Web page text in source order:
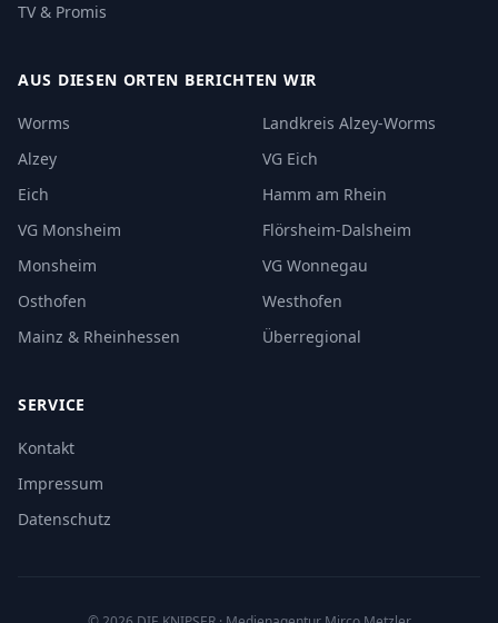
TV & Promis
AUS DIESEN ORTEN BERICHTEN WIR
Worms
Landkreis Alzey-Worms
Alzey
VG Eich
Eich
Hamm am Rhein
VG Monsheim
Flörsheim-Dalsheim
Monsheim
VG Wonnegau
Osthofen
Westhofen
Mainz & Rheinhessen
Überregional
SERVICE
Kontakt
Impressum
Datenschutz